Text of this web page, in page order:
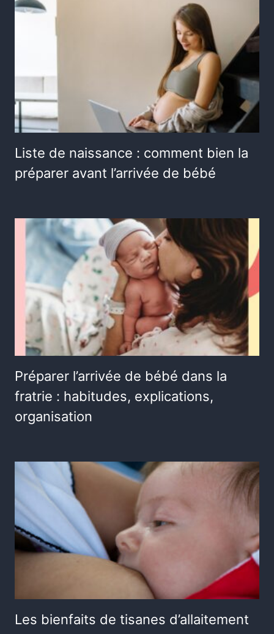
Liste de naissance : comment bien la
préparer avant l’arrivée de bébé
Préparer l’arrivée de bébé dans la
fratrie : habitudes, explications,
organisation
Les bienfaits de tisanes d’allaitement